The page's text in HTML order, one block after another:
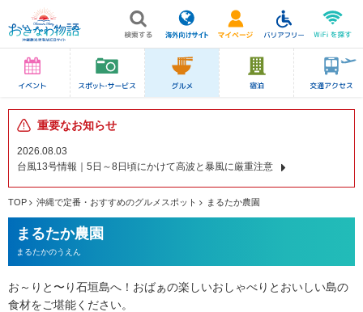
重要なお知らせ
2026.08.03
台風13号情報｜5日～8日頃にかけて高波と暴風に厳重注意
TOP 沖縄で定番・おすすめのグルメスポット まるたか農園
まるたか農園
まるたかのうえん
お～りと〜り石垣島へ！おばぁの楽しいおしゃべりとおいしい島の
食材をご堪能ください。